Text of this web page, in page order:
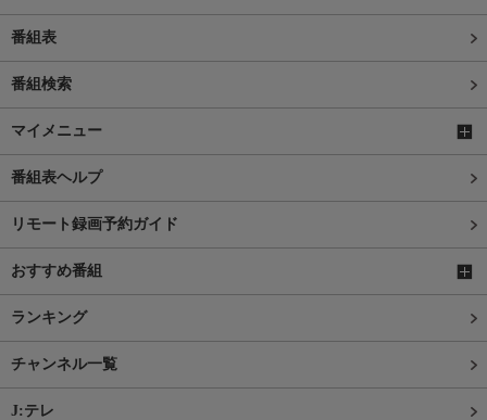
番組表
番組検索
マイメニュー
番組表ヘルプ
リモート録画予約ガイド
おすすめ番組
ランキング
チャンネル一覧
J:テレ